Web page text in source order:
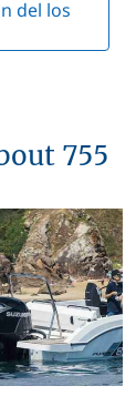
del los
755